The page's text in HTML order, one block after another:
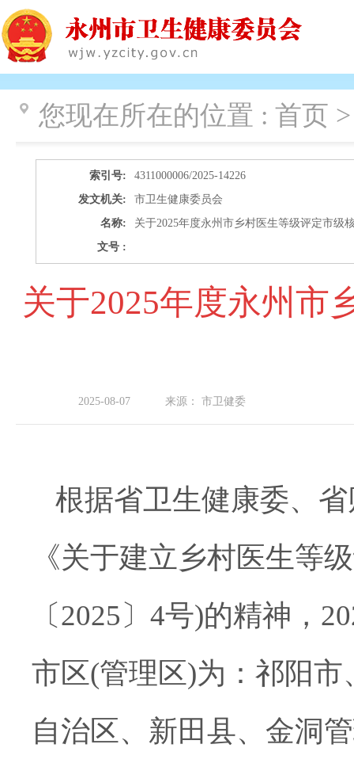
您现在所在的位置 : 首页
索引号:
4311000006/2025-14226
发文机关:
市卫生健康委员会
名称:
关于2025年度永州市乡村医生等级评定市级
文号 :
关于2025年度永州市
2025-08-07 来源： 市卫健委
根据省卫生健康委、
《关于建立乡村医生等
〔2025〕 4号)的精神，
市区(管理区)为：祁阳
自治区、新田县、金洞